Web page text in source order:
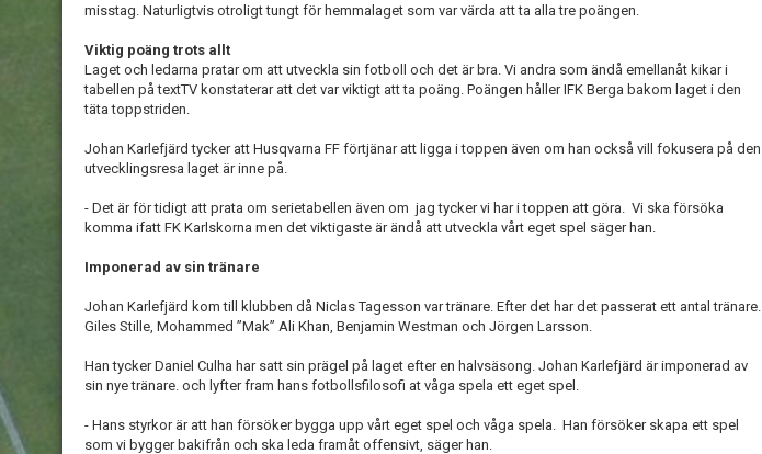
misstag. Naturligtvis otroligt tungt för hemmalaget som var värda att ta alla tre poängen.
Viktig poäng trots allt
Laget och ledarna pratar om att utveckla sin fotboll och det är bra. Vi andra som ändå emellanåt kikar i
tabellen på textTV konstaterar att det var viktigt att ta poäng. Poängen håller IFK Berga bakom laget i den
täta toppstriden.
Johan Karlefjärd tycker att Husqvarna FF förtjänar att ligga i toppen även om han också vill fokusera på den
utvecklingsresa laget är inne på.
- Det är för tidigt att prata om serietabellen även om jag tycker vi har i toppen att göra. Vi ska försöka
komma ifatt FK Karlskorna men det viktigaste är ändå att utveckla vårt eget spel säger han.
Imponerad av sin tränare
Johan Karlefjärd kom till klubben då Niclas Tagesson var tränare. Efter det har det passerat ett antal tränare.
Giles Stille, Mohammed ”Mak” Ali Khan, Benjamin Westman och Jörgen Larsson.
Han tycker Daniel Culha har satt sin prägel på laget efter en halvsäsong. Johan Karlefjärd är imponerad av
sin nye tränare. och lyfter fram hans fotbollsfilosofi at våga spela ett eget spel.
- Hans styrkor är att han försöker bygga upp vårt eget spel och våga spela. Han försöker skapa ett spel
som vi bygger bakifrån och ska leda framåt offensivt, säger han.